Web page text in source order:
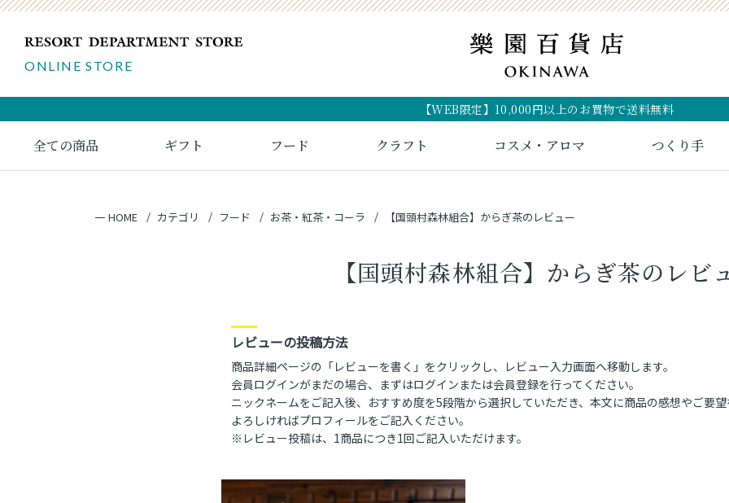
ONLINE STORE
【WEB限定】10,000円以上のお買物で送料無料
全ての商品 ギフト フード クラフト コスメ・アロマ つくり手
HOME カテゴリ フード お茶・紅茶・コーラ 【国頭村森林組合】からぎ茶のレビュー
【国頭村森林組合】からぎ茶のレビ
レビューの投稿方法
商品詳細ページの「レビューを書く」をクリックし、レビュー入力画面へ移動します。
会員ログインがまだの場合、まずはログインまたは会員登録を行ってください。
ニックネームをご記入後、おすすめ度を5段階から選択していただき、本文に商品の感想やご要望
よろしければプロフィールをご記入ください。
※レビュー投稿は、1商品につき1回ご記入いただけます。